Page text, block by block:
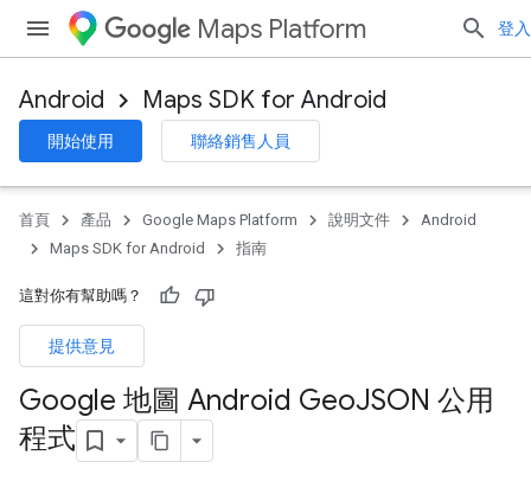
Maps Platform 登入
Android Maps SDK for Android
開始使用 聯絡銷售人員
首頁 產品 Google Maps Platform 說明文件
Android
Maps SDK for Android
指南
這對你有幫助嗎？
提供意見
Google 地圖 Android GeoJSON 公用
程式